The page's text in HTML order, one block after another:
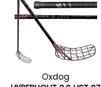
Oxdog